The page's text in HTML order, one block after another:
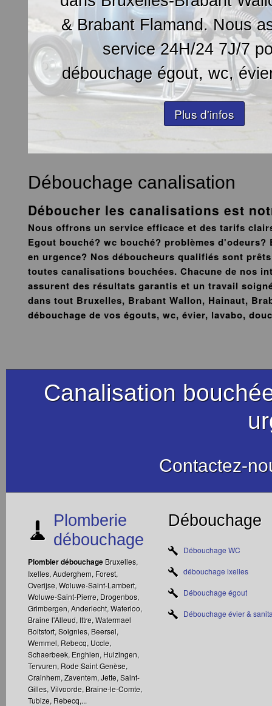
& Brabant Flamand. Nous
service 24H/24 7J/7
débouchage égout, wc,
Plus d'infos
Débouchage canalisation
Déboucher les canalisations est
Nous offrons un service efficace et des tarifs
Egout bouché? wc bouché? problèmes
en urgence? Nos déboucheurs qualifiés sont
toutes canalisations bouchées. Chacune de nos
assurent des résultats garantis et un travail
dans tout Bruxelles, Brabant Wallon, Hainaut,
débouchage de vos égouts, wc, évier, lavabo,
Canalisation
Contactez-
Plomberie
débouchage
Plombier débouchage Bruxelles,
Ixelles, Auderghem, Forest,
Overijse, Woluwe-Saint-Lambert,
Woluwe-Saint-Pierre, Drogenbos,
Grimbergen, Anderlecht, Waterloo,
Braine l'Alleud, Ittre, Watermael
Boitsfort, Soignies, Beersel,
Wemmel, Rebecq, Uccle,
Schaerbeek, Enghien, Huizingen,
Tervuren, Rode Saint Genèse,
Crainhem, Zaventem, Jette, Saint-
Gilles, Vilvoorde, Braine-le-Comte,
Tubize, Rebecq,...
Débouchage
Débouchage WC
débouchage ixelles
Débouchage égout
Débouchage évier &